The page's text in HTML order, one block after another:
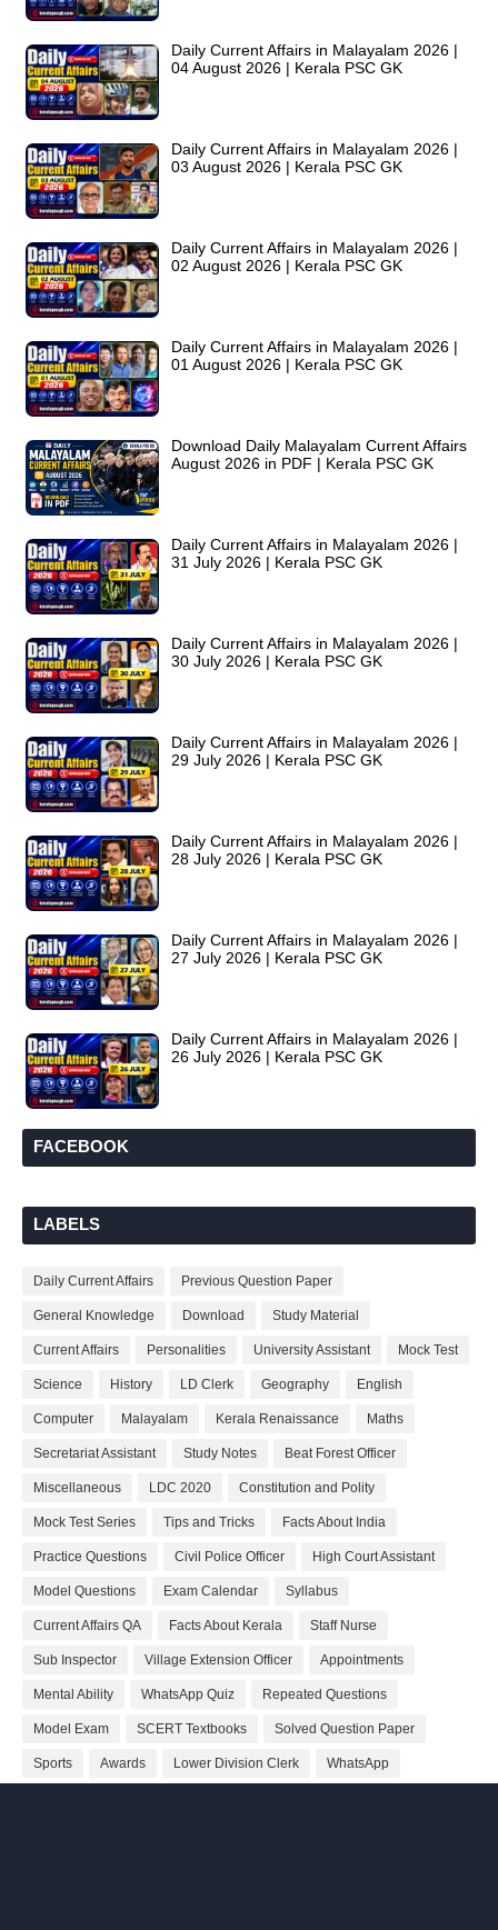
Daily Current Affairs in Malayalam 2026 |
04 August 2026 | Kerala PSC GK
Daily Current Affairs in Malayalam 2026 |
03 August 2026 | Kerala PSC GK
Daily Current Affairs in Malayalam 2026 |
02 August 2026 | Kerala PSC GK
Daily Current Affairs in Malayalam 2026 |
01 August 2026 | Kerala PSC GK
Download Daily Malayalam Current Affairs
August 2026 in PDF | Kerala PSC GK
Daily Current Affairs in Malayalam 2026 |
31 July 2026 | Kerala PSC GK
Daily Current Affairs in Malayalam 2026 |
30 July 2026 | Kerala PSC GK
Daily Current Affairs in Malayalam 2026 |
29 July 2026 | Kerala PSC GK
Daily Current Affairs in Malayalam 2026 |
28 July 2026 | Kerala PSC GK
Daily Current Affairs in Malayalam 2026 |
27 July 2026 | Kerala PSC GK
Daily Current Affairs in Malayalam 2026 |
26 July 2026 | Kerala PSC GK
FACEBOOK
LABELS
Daily Current Affairs Previous Question Paper
General Knowledge Download Study Material
Current Affairs Personalities University Assistant Mock Test
Science History LD Clerk Geography English
Computer Malayalam Kerala Renaissance Maths
Secretariat Assistant Study Notes Beat Forest Officer
Miscellaneous LDC 2020 Constitution and Polity
Mock Test Series Tips and Tricks Facts About India
Practice Questions Civil Police Officer High Court Assistant
Model Questions Exam Calendar Syllabus
Current Affairs QA Facts About Kerala Staff Nurse
Sub Inspector Village Extension Officer Appointments
Mental Ability WhatsApp Quiz Repeated Questions
Model Exam SCERT Textbooks Solved Question Paper
Sports Awards Lower Division Clerk WhatsApp